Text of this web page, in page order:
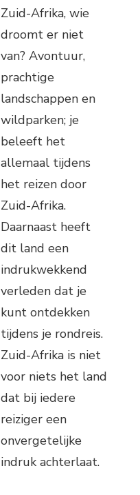
Zuid-Afrika, wie
droomt er niet
van? Avontuur,
prachtige
landschappen en
wildparken; je
beleeft het
allemaal tijdens
het reizen door
Zuid-Afrika.
Daarnaast heeft
dit land een
indrukwekkend
verleden dat je
kunt ontdekken
tijdens je rondreis.
Zuid-Afrika is niet
voor niets het land
dat bij iedere
reiziger een
onvergetelijke
indruk achterlaat.